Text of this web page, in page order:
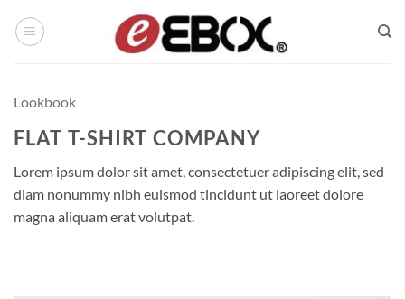
Lookbook
FLAT T-SHIRT COMPANY
Lorem ipsum dolor sit amet, consectetuer adipiscing elit, sed
diam nonummy nibh euismod tincidunt ut laoreet dolore
magna aliquam erat volutpat.